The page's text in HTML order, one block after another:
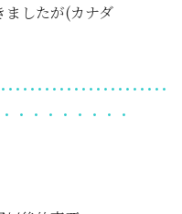
ましたが(カナダ
･････････････････････
・・・・・・・・